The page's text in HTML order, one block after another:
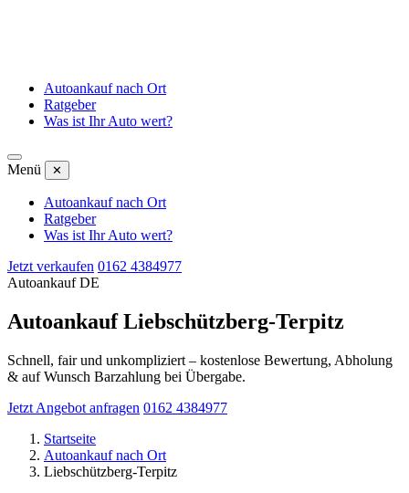
Autoankauf nach Ort
Ratgeber
Was ist Ihr Auto wert?
Menü ✕
Autoankauf nach Ort
Ratgeber
Was ist Ihr Auto wert?
Jetzt verkaufen 0162 4384977
Autoankauf DE
Autoankauf Liebschützberg-Terpitz
Schnell, fair und unkompliziert – kostenlose Bewertung, Abholung
& auf Wunsch Barzahlung bei Übergabe.
Jetzt Angebot anfragen 0162 4384977
Startseite
Autoankauf nach Ort
Liebschützberg-Terpitz